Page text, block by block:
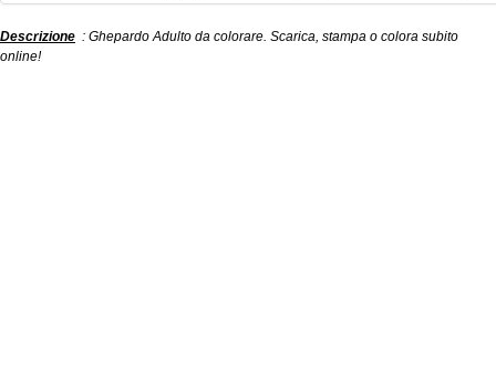
Descrizione : Ghepardo Adulto da colorare. Scarica, stampa o colora subito
online!